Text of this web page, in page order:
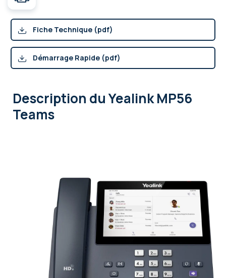
Fiche Technique (pdf)
Démarrage Rapide (pdf)
Description du Yealink MP56
Teams